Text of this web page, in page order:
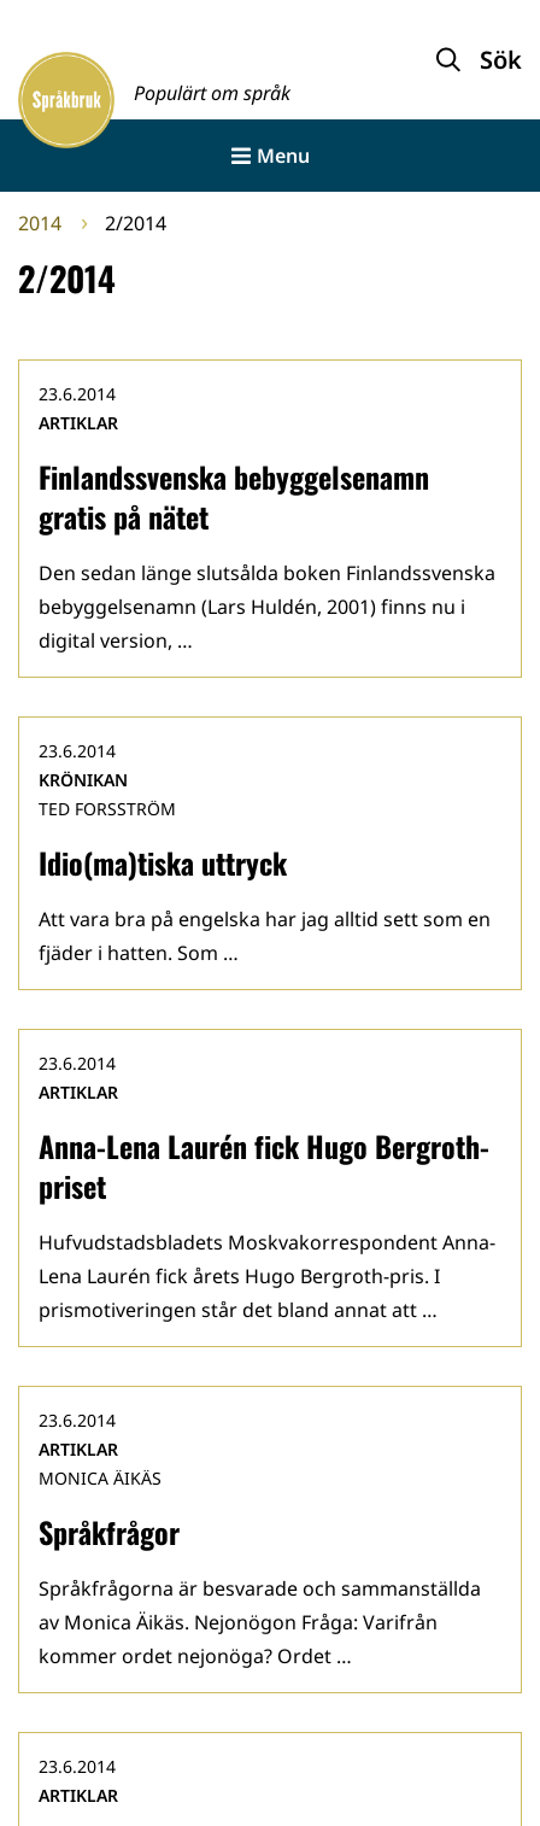
innehållet
Framsida
Populärt om språk
Sök
Menu
2014 2/2014
2/2014
Finlandssvenska bebyggelsenamn
gratis på nätet
23.6.2014
ARTIKLAR
Den sedan länge slutsålda boken Finlandssvenska
bebyggelsenamn (Lars Huldén, 2001) finns nu i
digital version, …
Idio(ma)tiska uttryck
23.6.2014
KRÖNIKAN
TED FORSSTRÖM
Att vara bra på engelska har jag alltid sett som en
fjäder i hatten. Som …
Anna-Lena Laurén fick Hugo Bergroth-
priset
23.6.2014
ARTIKLAR
Hufvudstadsbladets Moskvakorrespondent Anna-
Lena Laurén fick årets Hugo Bergroth-pris. I
prismotiveringen står det bland annat att …
Språkfrågor
23.6.2014
ARTIKLAR
MONICA ÄIKÄS
Språkfrågorna är besvarade och sammanställda
av Monica Äikäs. Nejonögon Fråga: Varifrån
kommer ordet nejonöga? Ordet …
23.6.2014
ARTIKLAR